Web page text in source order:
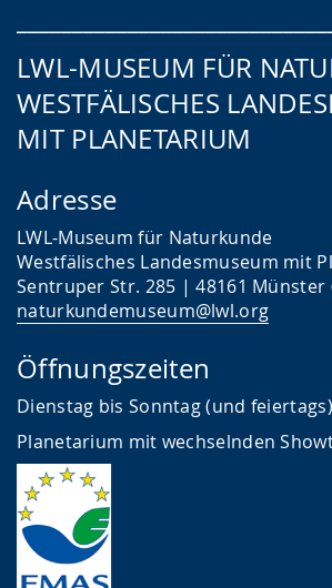
LWL-MUSEUM FÜR
WESTFÄLISCHES
MIT PLANETARIUM
Adresse
LWL-Museum für Naturkunde
Westfälisches Landesmuseum mit
Sentruper Str. 285 | 48161 Münster
naturkundemuseum@lwl.org
Öffnungszeiten
Dienstag bis Sonntag (und
Planetarium mit wechselnden